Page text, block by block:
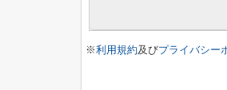
※利用規約及びプライバシー